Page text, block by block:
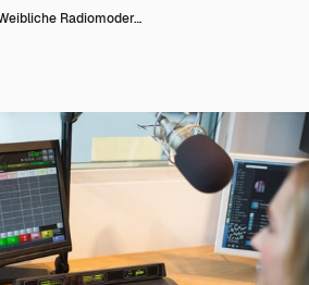
Radiomoder…